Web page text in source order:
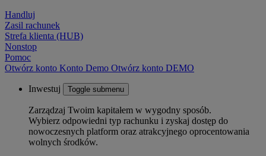
Handluj
Zasil rachunek
Strefa klienta (HUB)
Nonstop
Pomoc
Otwórz konto Konto Demo Otwórz konto DEMO
Inwestuj Toggle submenu
Zarządzaj Twoim kapitałem w wygodny sposób.
Wybierz odpowiedni typ rachunku i zyskaj dostęp do
nowoczesnych platform oraz atrakcyjnego oprocentowania
wolnych środków.